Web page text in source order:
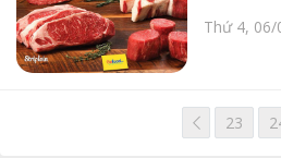
Thứ 4, 06/
<< /span>
23